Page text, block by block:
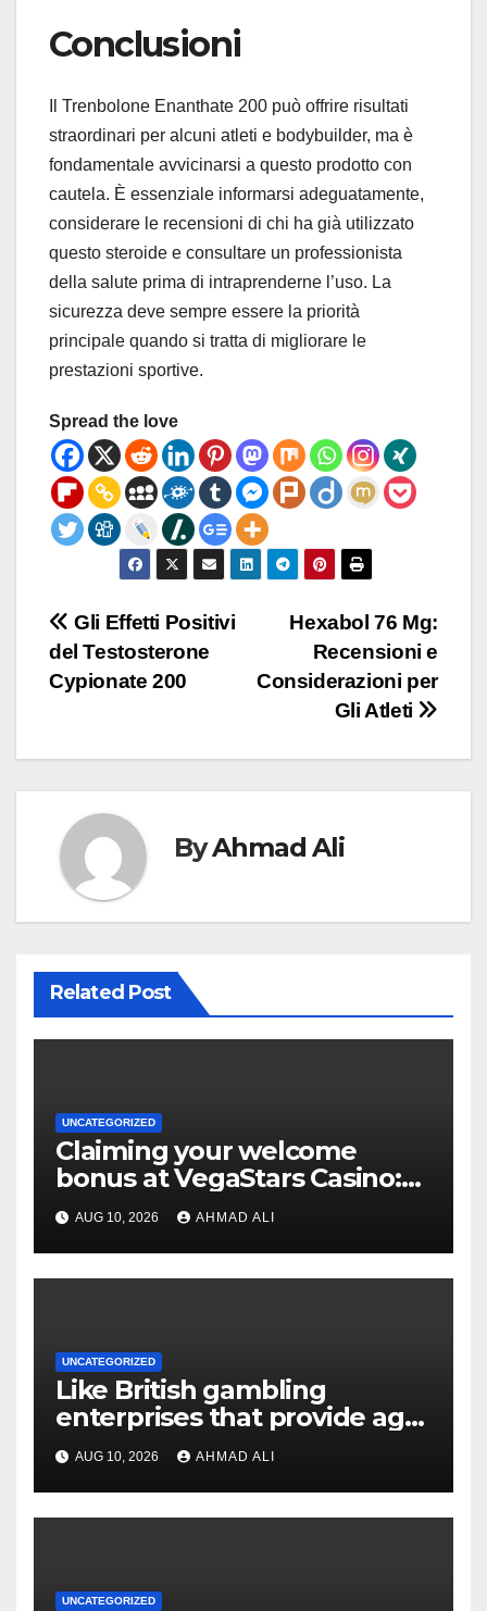
Conclusioni
Il Trenbolone Enanthate 200 può offrire risultati
straordinari per alcuni atleti e bodybuilder, ma è
fondamentale avvicinarsi a questo prodotto con
cautela. È essenziale informarsi adeguatamente,
considerare le recensioni di chi ha già utilizzato
questo steroide e consultare un professionista
della salute prima di intraprenderne l’uso. La
sicurezza deve sempre essere la priorità
principale quando si tratta di migliorare le
prestazioni sportive.
Spread the love
Post
navigation
Hexabol 76 Mg:
Recensioni e
Considerazioni per
Gli Atleti
Gli Effetti Positivi
del Testosterone
Cypionate 200
ByAhmad Ali
Related Post
UNCATEGORIZED
Claiming your welcome
bonus at VegaStars Casino:
Easy steps for Australian
players
AUG 10, 2026 AHMAD ALI
UNCATEGORIZED
Like British gambling
enterprises that provide age-
purses otherwise crypto
distributions
AUG 10, 2026 AHMAD ALI
UNCATEGORIZED